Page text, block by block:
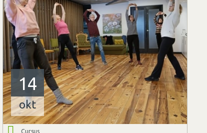
14
okt
Cursus